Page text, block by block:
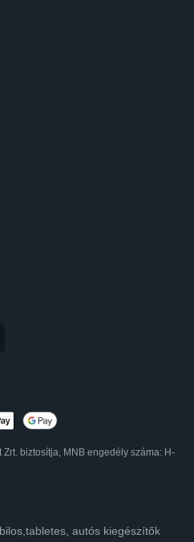
biztosítja, MNB engedély száma: H-
autós kiegészítők